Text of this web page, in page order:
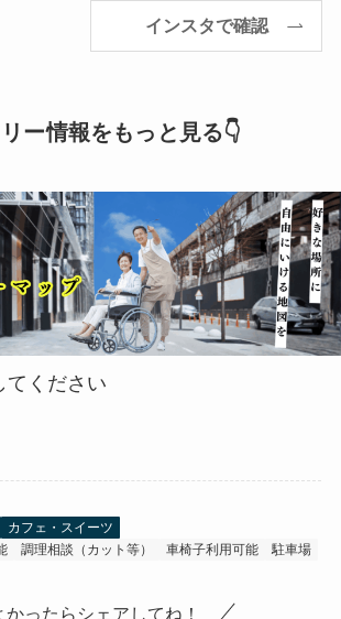
インスタで確認
ー情報をもっと見る👇
てください
カフェ・スイーツ
調理相談（カット等） 車椅子利用可能 駐車場
かったらシェアしてね！